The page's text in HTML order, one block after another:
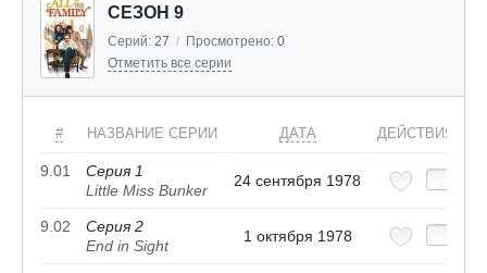
СЕЗОН 9
Серий: 27 / Просмотрено: 0
Отметить все серии
# НАЗВАНИЕ СЕРИИ ДАТА ДЕЙСТВИЯ
9.01
Серия 1
Little Miss Bunker
24 сентября 1978
9.02
Серия 2
End in Sight
1 октября 1978